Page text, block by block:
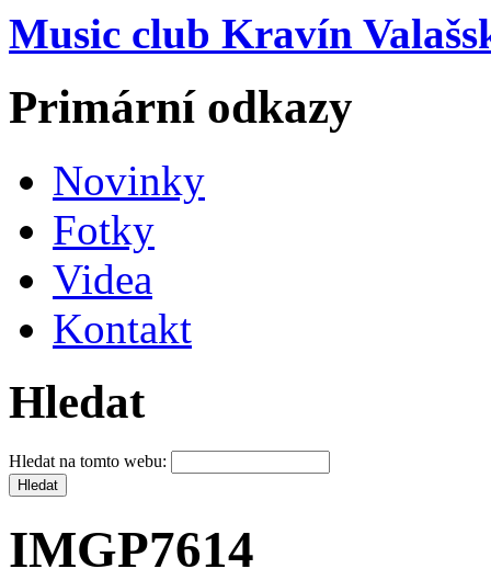
Music club Kravín
Primární odkazy
Novinky
Fotky
Videa
Kontakt
Hledat
Hledat na tomto webu:
IMGP7614